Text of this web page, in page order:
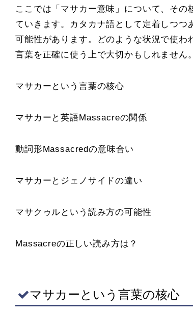
ここでは「マサカー意味」について、そ
ていきます。カタカナ語として定着しつ
可能性があります。どのような状況で使わ
言葉を正確に使う上で大切かもしれません
マサカーという言葉の核心
マサカーと英語Massacreの関係
動詞形Massacredの意味合い
マサカーとジェノサイドの違い
マサクゥルという読み方の可能性
Massacreの正しい読み方は？
マサカーという言葉の核心